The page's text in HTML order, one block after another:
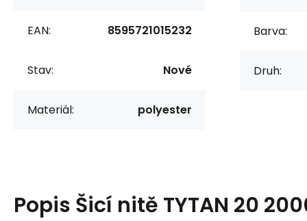
EAN: 8595721015232
Stav: Nové
Materiál: polyester
Barva:
Druh:
Popis Šicí nitě TYTAN 20